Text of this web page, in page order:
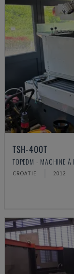
TSH-400T
TOPEDM - MACHINE À
CROATIE 2012